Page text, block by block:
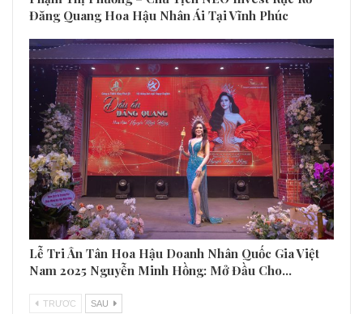
Đăng Quang Hoa Hậu Nhân Ái Tại Vĩnh Phúc
Lễ Tri Ân Tân Hoa Hậu Doanh Nhân Quốc Gia Việt
Nam 2025 Nguyễn Minh Hồng: Mở Đầu Cho…
TRƯƠC SAU